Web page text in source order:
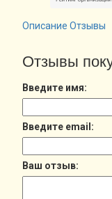
Описание Отзывы
Отзывы
Введите имя:
Введите email:
Ваш отзыв: